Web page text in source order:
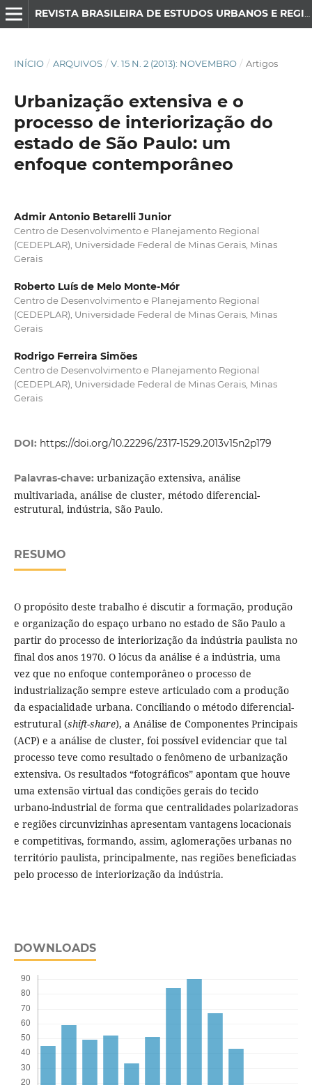
INÍCIO / ARQUIVOS / V. 15 N. 2 (2013): NOVEMBRO / Artigos
Urbanização extensiva e o
processo de interiorização do
estado de São Paulo: um
enfoque contemporâneo
Admir Antonio Betarelli Junior
Centro de Desenvolvimento e Planejamento Regional
(CEDEPLAR), Universidade Federal de Minas Gerais, Minas
Gerais
Roberto Luís de Melo Monte-Mór
Centro de Desenvolvimento e Planejamento Regional
(CEDEPLAR), Universidade Federal de Minas Gerais, Minas
Gerais
Rodrigo Ferreira Simões
Centro de Desenvolvimento e Planejamento Regional
(CEDEPLAR), Universidade Federal de Minas Gerais, Minas
Gerais
DOI: https://doi.org/10.22296/2317-1529.2013v15n2p179
Palavras-chave: urbanização extensiva, análise
multivariada, análise de cluster, método diferencial-
estrutural, indústria, São Paulo.
RESUMO
O propósito deste trabalho é discutir a formação, produção
e organização do espaço urbano no estado de São Paulo a
partir do processo de interiorização da indústria paulista no
final dos anos 1970. O lócus da análise é a indústria, uma
vez que no enfoque contemporâneo o processo de
industrialização sempre esteve articulado com a produção
da espacialidade urbana. Conciliando o método diferencial-
estrutural (shift-share), a Análise de Componentes Principais
(ACP) e a análise de cluster, foi possível evidenciar que tal
processo teve como resultado o fenômeno de urbanização
extensiva. Os resultados “fotográficos” apontam que houve
uma extensão virtual das condições gerais do tecido
urbano-industrial de forma que centralidades polarizadoras
e regiões circunvizinhas apresentam vantagens locacionais
e competitivas, formando, assim, aglomerações urbanas no
território paulista, principalmente, nas regiões beneficiadas
pelo processo de interiorização da indústria.
DOWNLOADS